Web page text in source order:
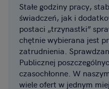
Stałe godziny pracy,
świadczeń, jak i
postaci „trzynastki”
chętnie wybierana jest
zatrudnienia.
Publicznej
czasochłonne. W
wiele ofert w jednym